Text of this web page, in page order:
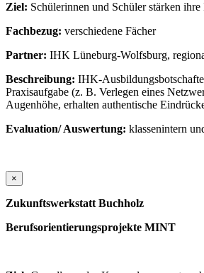
Ziel: Schülerinnen und Schüler stärken
Fachbezug: verschiedene Fächer
Partner: IHK Lüneburg-Wolfsburg,
Beschreibung: IHK-
Praxisaufgabe (z. B. Verlegen eines
Augenhöhe, erhalten authentische
Evaluation/ Auswertung: klassenintern
×
Zukunftswerkstatt Buchholz
Berufsorientierungsprojekte MINT